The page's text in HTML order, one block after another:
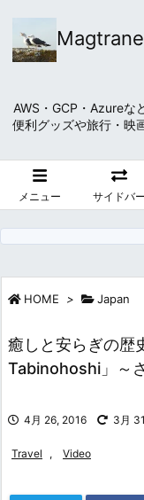
AWS・GCP・Azureな
便利グッズや旅行・映
メニュー サイドバー
HOME > Japan
癒しと安らぎの歴
Tabinohoshi」～
4月 26, 2016 3月
Travel , Video